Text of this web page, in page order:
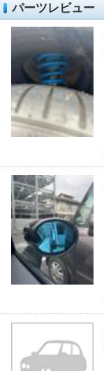
パーツレビュー